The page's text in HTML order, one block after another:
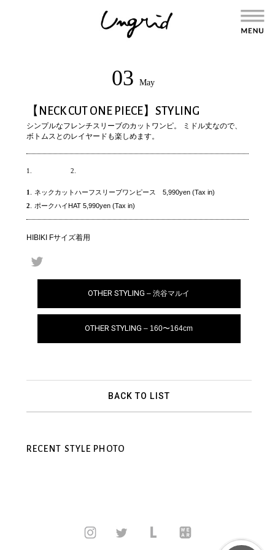
03 May
【NECK CUT ONE PIECE】STYLING
シンプルなフレンチスリーブのカットワンピ。 ミドル丈なので、
ボトムスとのレイヤードも楽しめます。
1. 2.
1
ネックカットハーフスリーブワンピース 5,990yen (Tax in)
2
ポークハイHAT 5,990yen (Tax in)
HIBIKI Fサイズ着用
OTHER STYLING – 渋谷マルイ
OTHER STYLING – 160〜164cm
BACK TO LIST
RECENT STYLE PHOTO